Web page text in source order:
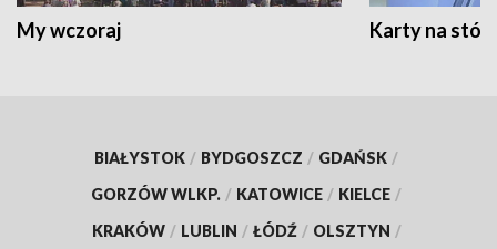
My wczoraj Karty na
BIAŁYSTOK / BYDGOSZCZ / GDAŃSK /
GORZÓW WLKP. / KATOWICE / KIELCE /
KRAKÓW / LUBLIN / ŁÓDŹ / OLSZTYN /